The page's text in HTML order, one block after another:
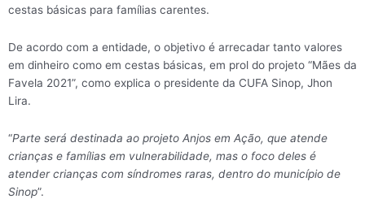
cestas básicas para famílias carentes.
De acordo com a entidade, o objetivo é arrecadar tanto valores
em dinheiro como em cestas básicas, em prol do projeto “Mães da
Favela 2021”, como explica o presidente da CUFA Sinop, Jhon
Lira.
“Parte será destinada ao projeto Anjos em Ação, que atende
crianças e famílias em vulnerabilidade, mas o foco deles é
atender crianças com síndromes raras, dentro do município de
Sinop”.